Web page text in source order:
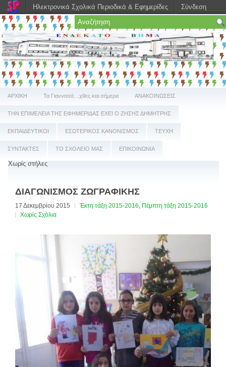
ΑΡΧΙΚΗ Τα Γιαννιτσά…χθες και σήμερα ΑΝΑΚΟΙΝΩΣΕΙΣ
ΤΗΝ ΕΠΙΜΕΛΕΙΑ ΤΗΣ ΕΦΗΜΕΡΙΔΑΣ ΕΧΕΙ Ο ΖΗΣΗΣ ΔΗΜΗΤΡΗΣ
ΕΚΠΑΙΔΕΥΤΙΚΟΙ ΕΣΩΤΕΡΙΚΟΣ ΚΑΝΟΝΙΣΜΟΣ ΤΕΥΧΗ
ΣΥΝΤΑΚΤΕΣ ΤΟ ΣΧΟΛΕΙΟ ΜΑΣ ΕΠΙΚΟΙΝΩΝΙΑ
Χωρίς στήλες
ΔΙΑΓΩΝΙΣΜΟΣ ΖΩΓΡΑΦΙΚΗΣ
17 Δεκεμβρίου 2015 Έκτη τάξη 2015-2016, Πέμπτη τάξη 2015-2016
Χωρίς Σχόλια
Ηλεκτρονικά Σχολικά Περιοδικά & Εφημερίδες Σύνδεση